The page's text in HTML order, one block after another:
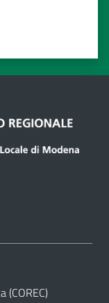
(COREC)